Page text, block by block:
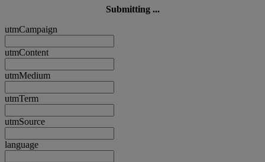
Submitting ...
utmCampaign
utmContent
utmMedium
utmTerm
utmSource
language